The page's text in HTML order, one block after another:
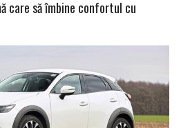
care să îmbine confortul cu